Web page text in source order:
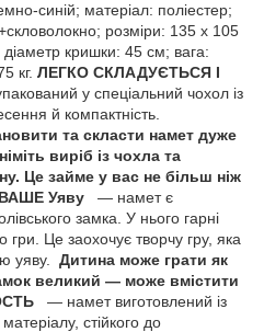
синій; матеріал: поліестер;
розміри: 135 х 105
кришки: 45 см; вага:
кг. ЛЕГКО СКЛАДУЄТЬСЯ І
у спеціальний чохол із
й компактність.
та скласти намет дуже
виріб із чохла та
Це займе у вас не більш ніж
Уяву — намет є
замка. У нього гарні
гри. Це заохочує творчу гру, яка
уяву. Дитина може грати як
великий — може вмістити
— намет виготовлений із
стійкого до